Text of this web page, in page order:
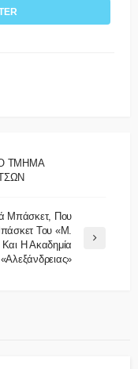
ΤΜΗΜΑ
Μπάσκετ, Που
Του «Μ.
Και Η Ακαδημία